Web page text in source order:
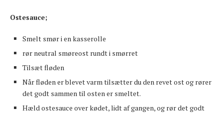
Ostesauce;
Smelt smør i en kasserolle
rør neutral smøreost rundt i smørret
Tilsæt fløden
Når fløden er blevet varm tilsætter du den revet ost og rører
det godt sammen til osten er smeltet.
Hæld ostesauce over kødet, lidt af gangen, og rør det godt